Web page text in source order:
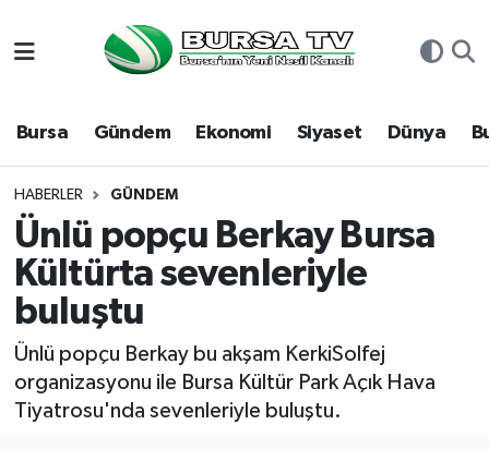
Bursa Gündem Ekonomi Siyaset Dünya
HABERLER GÜNDEM
Ünlü popçu Berkay Bursa
Kültürta sevenleriyle
buluştu
Ünlü popçu Berkay bu akşam KerkiSolfej
organizasyonu ile Bursa Kültür Park Açık Hava
Tiyatrosu'nda sevenleriyle buluştu.
Bursa
Dünya
Eğitim
Ekonomi
Genel
Gündem
Hava Durumu
Namaz Vakitleri
Trafik Durumu
Süper Lig Puan Durumu ve Fikstür
Tüm Manşetler
Son Dakika Haberleri